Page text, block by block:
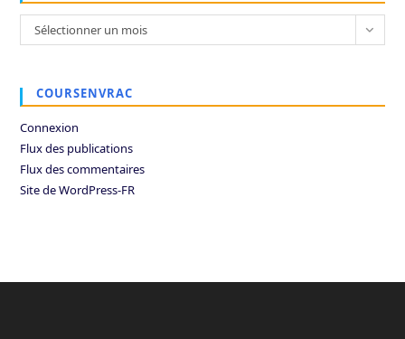
Archives
Sélectionner un mois
COURSENVRAC
Connexion
Flux des publications
Flux des commentaires
Site de WordPress-FR